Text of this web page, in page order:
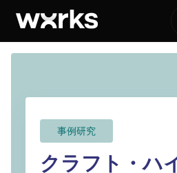
事例研究
クラフト・ハ